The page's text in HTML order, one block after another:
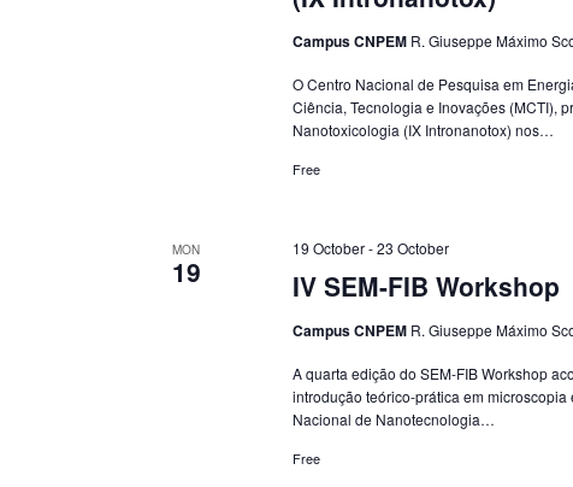
Campus CNPEM R. Giuseppe Máximo
O Centro Nacional de Pesquisa em
Ciência, Tecnologia e Inovações (MCTI),
Nanotoxicologia (IX Intronanotox) nos…
Free
MON
19 IV SEM-FIB Workshop
19 October-23 October
Campus CNPEM R. Giuseppe Máximo
A quarta edição do SEM-FIB Workshop
introdução teórico-prática em
Nacional de Nanotecnologia…
Free